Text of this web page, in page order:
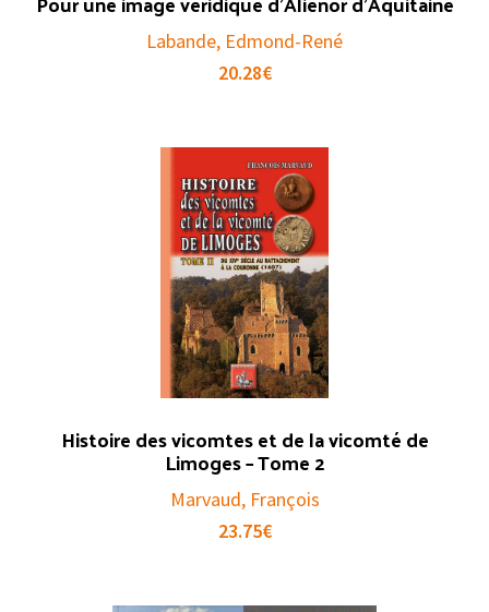
Labande, Edmond-René
20.28€
Histoire des vicomtes et de la vicomté de
Limoges – Tome 2
Marvaud, François
23.75€